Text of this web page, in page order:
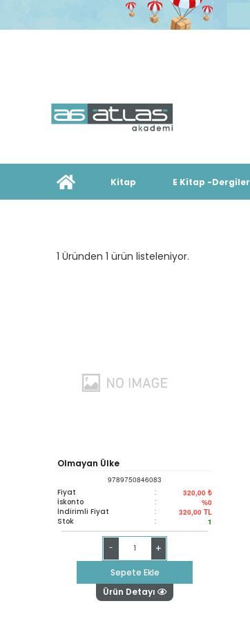
Kitap E Kitap -Dergiler
1 Üründen 1 ürün listeleniyor.
Olmayan Ülke
9789750846083
Fiyat : 320,00 ₺
İskonto : %0
İndirimli Fiyat : 320,00 TL
Stok : 1
- +
Sepete Ekle
Ürün Detayı